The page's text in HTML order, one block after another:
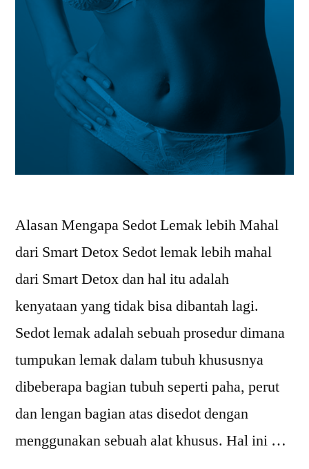
Alasan Mengapa Sedot Lemak lebih Mahal
dari Smart Detox Sedot lemak lebih mahal
dari Smart Detox dan hal itu adalah
kenyataan yang tidak bisa dibantah lagi.
Sedot lemak adalah sebuah prosedur dimana
tumpukan lemak dalam tubuh khususnya
dibeberapa bagian tubuh seperti paha, perut
dan lengan bagian atas disedot dengan
menggunakan sebuah alat khusus. Hal ini …